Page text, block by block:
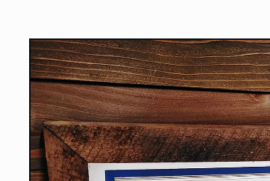
商品情
報にス
キップ